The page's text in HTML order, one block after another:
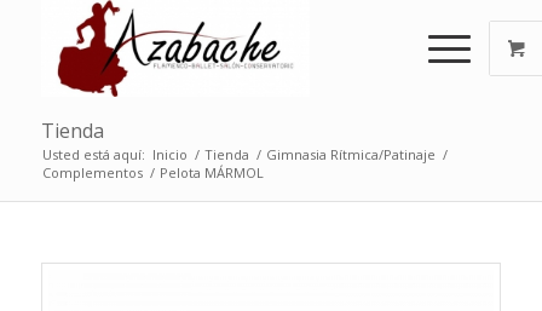
Tienda
Usted está aquí: Inicio / Tienda / Gimnasia Rítmica/Patinaje /
Complementos / Pelota MÁRMOL